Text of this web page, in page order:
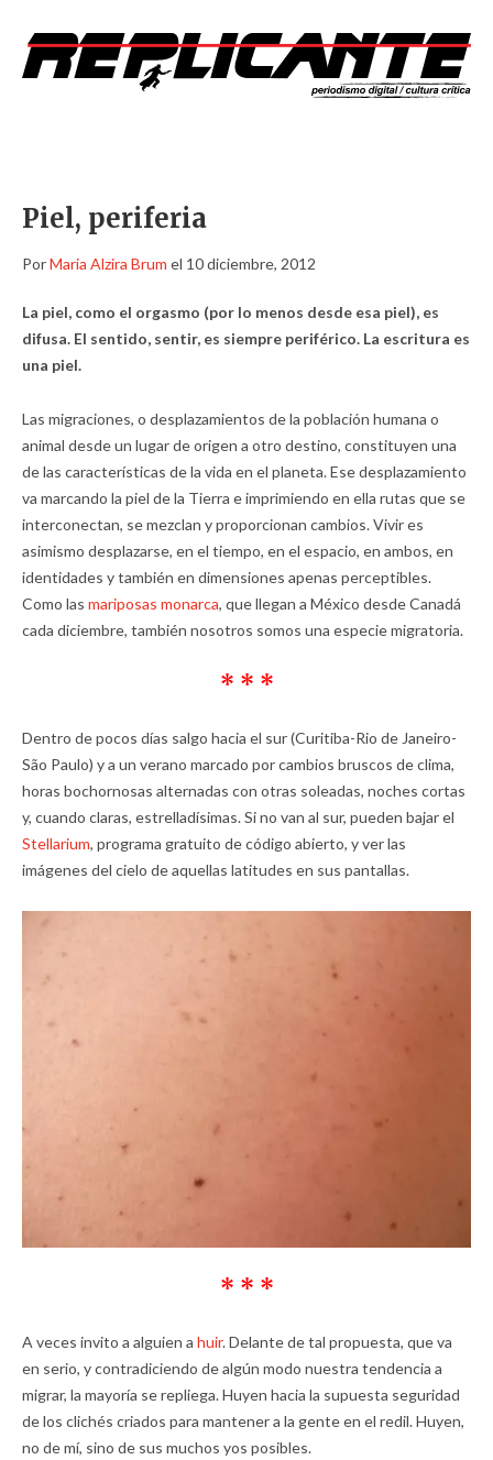
Piel, periferia
PorMaria Alzira Brum el 10 diciembre, 2012
La piel, como el orgasmo (por lo menos desde esa piel), es
difusa. El sentido, sentir, es siempre periférico. La escritura es
una piel.
Las migraciones, o desplazamientos de la población humana o
animal desde un lugar de origen a otro destino, constituyen una
de las características de la vida en el planeta. Ese desplazamiento
va marcando la piel de la Tierra e imprimiendo en ella rutas que se
interconectan, se mezclan y proporcionan cambios. Vivir es
asimismo desplazarse, en el tiempo, en el espacio, en ambos, en
identidades y también en dimensiones apenas perceptibles.
Como las mariposas monarca, que llegan a México desde Canadá
cada diciembre, también nosotros somos una especie migratoria.
* * *
Dentro de pocos días salgo hacia el sur (Curitiba-Rio de Janeiro-
São Paulo) y a un verano marcado por cambios bruscos de clima,
horas bochornosas alternadas con otras soleadas, noches cortas
y, cuando claras, estrelladísimas. Si no van al sur, pueden bajar el
Stellarium, programa gratuito de código abierto, y ver las
imágenes del cielo de aquellas latitudes en sus pantallas.
* * *
A veces invito a alguien a huir. Delante de tal propuesta, que va
en serio, y contradiciendo de algún modo nuestra tendencia a
migrar, la mayoría se repliega. Huyen hacia la supuesta seguridad
de los clichés criados para mantener a la gente en el redil. Huyen,
no de mí, sino de sus muchos yos posibles.